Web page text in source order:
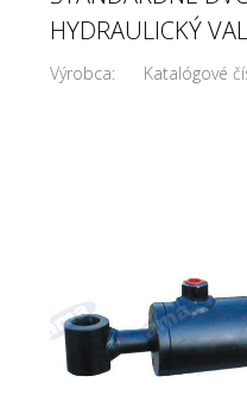
HYDRAULICKÝ
Výrobca: Katalógové